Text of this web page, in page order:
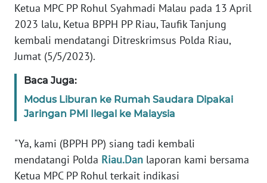
Ketua MPC PP Rohul Syahmadi Malau pada 13 April
2023 lalu, Ketua BPPH PP Riau, Taufik Tanjung
kembali mendatangi Ditreskrimsus Polda Riau,
Jumat (5/5/2023).
Baca Juga:
Modus Liburan ke Rumah Saudara Dipakai
Jaringan PMI Ilegal ke Malaysia
"Ya, kami (BPPH PP) siang tadi kembali
mendatangi Polda Riau.Dan laporan kami bersama
Ketua MPC PP Rohul terkait indikasi
WN
NTT
KEPRI
WN
PAPUA
WN
PAPUA
BARAT